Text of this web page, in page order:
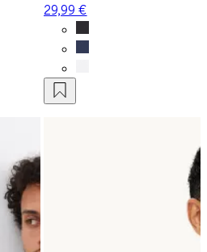
29,99 €